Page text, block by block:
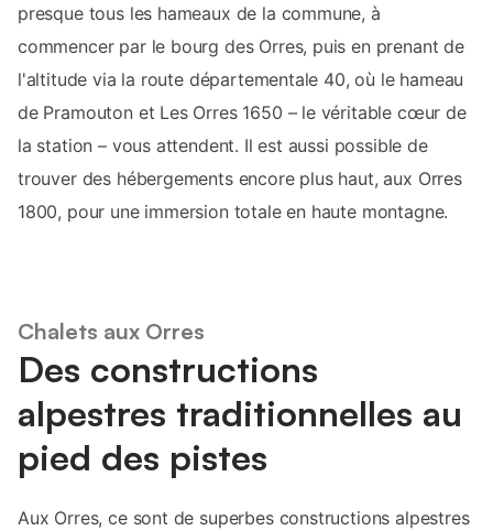
presque tous les hameaux de la commune, à
commencer par le bourg des Orres, puis en prenant de
l'altitude via la route départementale 40, où le hameau
de Pramouton et Les Orres 1650 – le véritable cœur de
la station – vous attendent. Il est aussi possible de
trouver des hébergements encore plus haut, aux Orres
1800, pour une immersion totale en haute montagne.
Chalets aux Orres
Des constructions
alpestres traditionnelles au
pied des pistes
Aux Orres, ce sont de superbes constructions alpestres